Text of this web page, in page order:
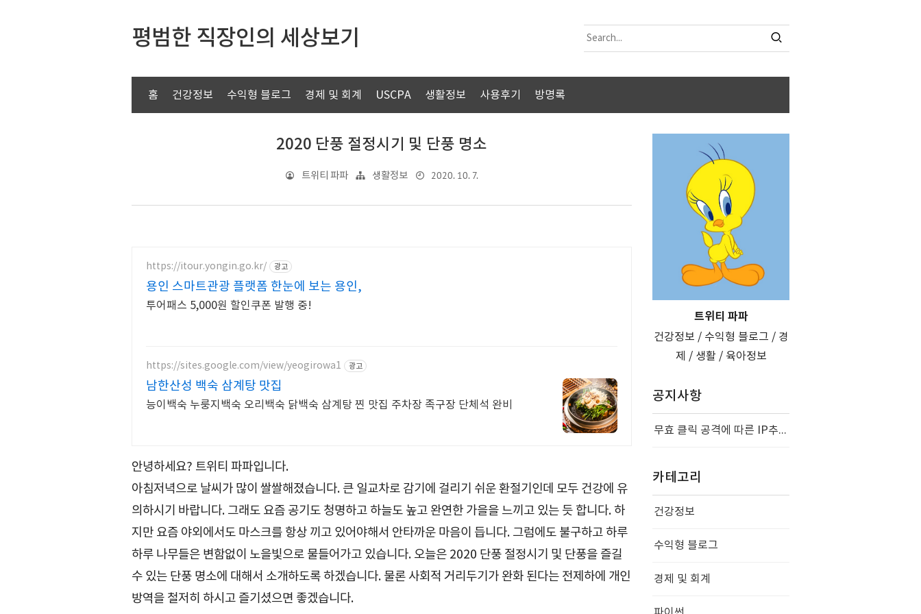
평범한 직장인의 세상보기
홈 건강정보 수익형 블로그 경제 및 회계 USCPA 생활정보 사용후기 방명록
2020 단풍 절정시기 및 단풍 명소
트위티 파파 생활정보 2020. 10. 7.
https://itour.yongin.go.kr/ 광고
용인 스마트관광 플랫폼 한눈에 보는 용인,
투어패스 5,000원 할인쿠폰 발행 중!
https://sites.google.com/view/yeogirowa1 광고
남한산성 백숙 삼계탕 맛집
능이백숙 누룽지백숙 오리백숙 닭백숙 삼계탕 찐 맛집 주차장 족구장 단체석 완비
안녕하세요? 트위티 파파입니다.
아침저녁으로 날씨가 많이 쌀쌀해졌습니다. 큰 일교차로 감기에 걸리기 쉬운 환절기인데 모두 건강에 유
의하시기 바랍니다. 그래도 요즘 공기도 청명하고 하늘도 높고 완연한 가을을 느끼고 있는 듯 합니다. 하
지만 요즘 야외에서도 마스크를 항상 끼고 있어야해서 안타까운 마음이 듭니다. 그럼에도 불구하고 하루
하루 나무들은 변함없이 노을빛으로 물들어가고 있습니다. 오늘은 2020 단풍 절정시기 및 단풍을 즐길
수 있는 단풍 명소에 대해서 소개하도록 하겠습니다. 물론 사회적 거리두기가 완화 된다는 전제하에 개인
방역을 철저히 하시고 즐기셨으면 좋겠습니다.
트위티 파파
건강정보 / 수익형 블로그 / 경
제 / 생활 / 육아정보
공지사항
무효 클릭 공격에 따른 IP추적 모니터링
카테고리
건강정보
수익형 블로그
경제 및 회계